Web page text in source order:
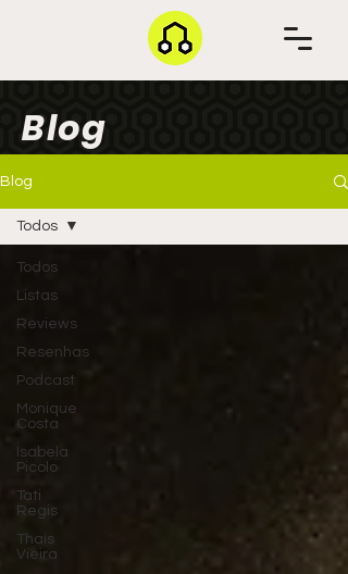
Blog
Blog
Todos
Listas
Reviews
Resenhas
Podcast
Monique
Costa
Isabela
Picolo
Tati
Regis
Thaís
Vieira
Todos